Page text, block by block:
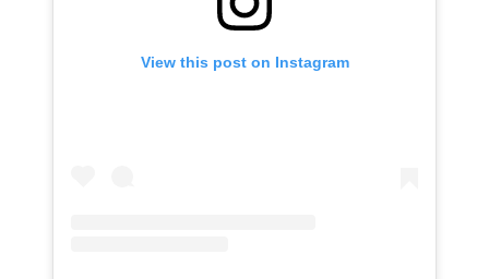
View this post on Instagram